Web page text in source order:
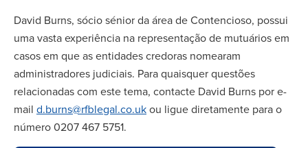
David Burns, sócio sénior da área de Contencioso, possui
uma vasta experiência na representação de mutuários em
casos em que as entidades credoras nomearam
administradores judiciais. Para quaisquer questões
relacionadas com este tema, contacte David Burns por e-
mail d.burns@rfblegal.co.ukou ligue diretamente para o
número 0207 467 5751.